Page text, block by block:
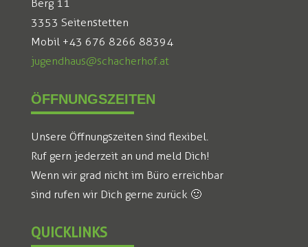
Berg 11
3353 Seitenstetten
Mobil +43 676 8266 88394
jugendhaus@schacherhof.at
ÖFFNUNGSZEITEN
Unsere Öffnungszeiten sind flexibel.
Ruf gern jederzeit an und meld Dich!
Wenn wir grad nicht im Büro erreichbar
sind rufen wir Dich gerne zurück 🙂
QUICKLINKS